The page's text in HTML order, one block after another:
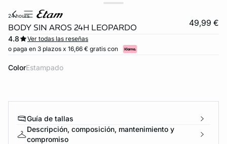
24 hours
BODY SIN AROS 24H LEOPARDO 49,99 €
4.8
Ver todas las reseñas
o paga en 3 plazos x 16,66 € gratis con
Color estampado
Guía de tallas
Descripción, composición, mantenimiento y
compromiso